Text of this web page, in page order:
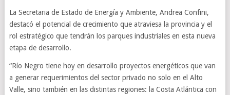
La Secretaria de Estado de Energía y Ambiente, Andrea Confini,
destacó el potencial de crecimiento que atraviesa la provincia y el
rol estratégico que tendrán los parques industriales en esta nueva
etapa de desarrollo.
“Río Negro tiene hoy en desarrollo proyectos energéticos que van
a generar requerimientos del sector privado no solo en el Alto
Valle, sino también en las distintas regiones: la Costa Atlántica con